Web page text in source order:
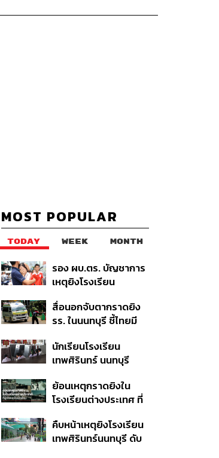
MOST POPULAR
TODAY WEEK MONTH
รอง ผบ.ตร. บัญชาการ
เหตุยิงโรงเรียน
ค้นหา 2 รอบยืนยันไร้คน
ติดค้าง พบศพปู่-ย่าที่
สื่อนอกจับตากราดยิง
รร. ในนนทบุรี ชี้ไทยมี
ในระดับต้นของภูมิภาค
นักเรียนโรงเรียน
เทพศิรินทร์ นนทบุรี
ปลอดภัยชั่วคราว หลัง
เหตุใช้อาวุธปืนภายใน
ย้อนเหตุกราดยิงใน
โรงเรียนต่างประเทศ ที่
คืบหน้าเหตุยิงโรงเรียน
เทพศิรินทร์นนทบุรี ดับ